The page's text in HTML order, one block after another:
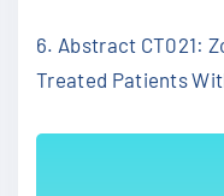
6. Abstract CT021:
Treated Patients